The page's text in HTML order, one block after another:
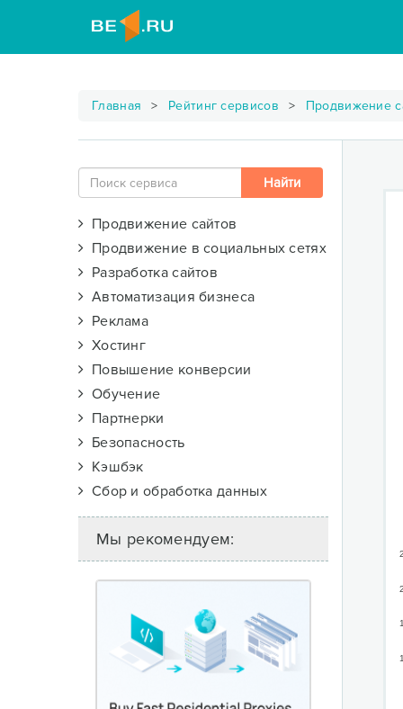
Главная Рейтинг сервисов Продвижение
Продвижение сайтов
Продвижение в социальных сетях
Разработка сайтов
Автоматизация бизнеса
Реклама
Хостинг
Повышение конверсии
Обучение
Партнерки
Безопасность
Кэшбэк
Сбор и обработка данных
Мы рекомендуем: